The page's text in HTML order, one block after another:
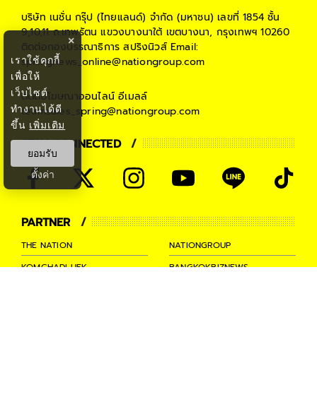
บริษัท เนชั่น กรุ๊ป (ไทยแลนด์) จำกัด (มหาชน) เลขที่ 1854 ชั้น
9,10,11 ถ.เทพรัตน แขวงบางนาใต้ เขตบางนา, กรุงเทพฯ 10260
ติดต่อกองบรรณาธิการ สปริงนิวส์Email:
springnews_online@nationgroup.com
ติดต่อโฆษณาออนไลน์ อีเมลล์
teamsales_spring@nationgroup.com
STAY CONNECTED
PARTNER
THE NATION
NATIONGROUP
KOMCHADLUEK
BANGKOKBIZNEWS
×
เราใช้คุกกี้
เพื่อให้
เว็บไซต์
ทำงานได้ดี
ขึ้น เพิ่มเติม
ยอมรับ
ตั้งค่า